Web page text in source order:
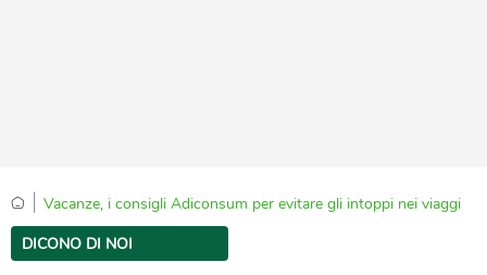
Vacanze, i consigli Adiconsum per evitare gli intoppi nei viaggi
DICONO DI NOI